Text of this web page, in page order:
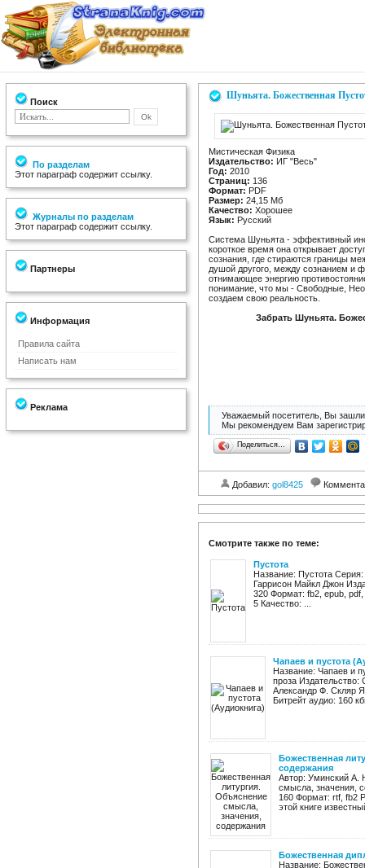
Поиск
По разделам
Этот параграф содержит ссылку.
Журналы по разделам
Этот параграф содержит ссылку.
Партнеры
Информация
Правила сайта
Написать нам
Реклама
Шуньята. Божественная
Мистическая Физика
Издательство: ИГ "Весь"
Год: 2010
Страниц: 136
Формат: PDF
Размер: 24,15 Мб
Качество: Хорошее
Язык: Русский
Система Шуньята - эффективный
короткое время она открывает
сознания, где стираются границы
душой другого, между сознанием и
отнимающее энергию
понимание, что мы - Свободные,
создаем свою реальность.
Забрать Шуньята.
Уважаемый посетитель, Вы зашли
Мы рекомендуем Вам
Поделиться…
Добавил: gol8425
Смотрите также по теме:
Пустота
Название: Пустота
Гаррисон Майкл Джон
320 Формат: fb2, epub,
5 Качество: ...
Чапаев и пустота
Название: Чапаев и
проза Издательство:
Александр Ф. Скляр
Битрейт аудио: 160
Божественная
содержания
Автор: Уминский А.
смысла, значения,
160 Формат: rtf, fb2
этой книге
Божественная
Название: